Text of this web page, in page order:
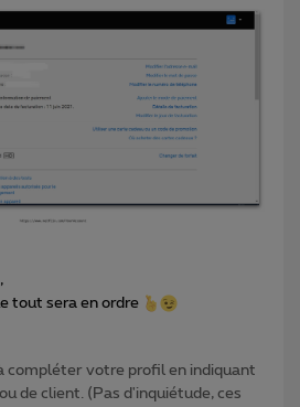
,
tout sera en ordre
compléter votre profil en indiquant
de client. (Pas d'inquiétude, ces